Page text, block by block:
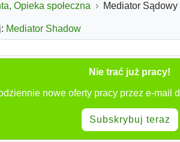
Opieka społeczna Mediator
Mediator Shadow
Nie trać już pracy!
nowe oferty pracy przez e-mail
Subskrybuj teraz